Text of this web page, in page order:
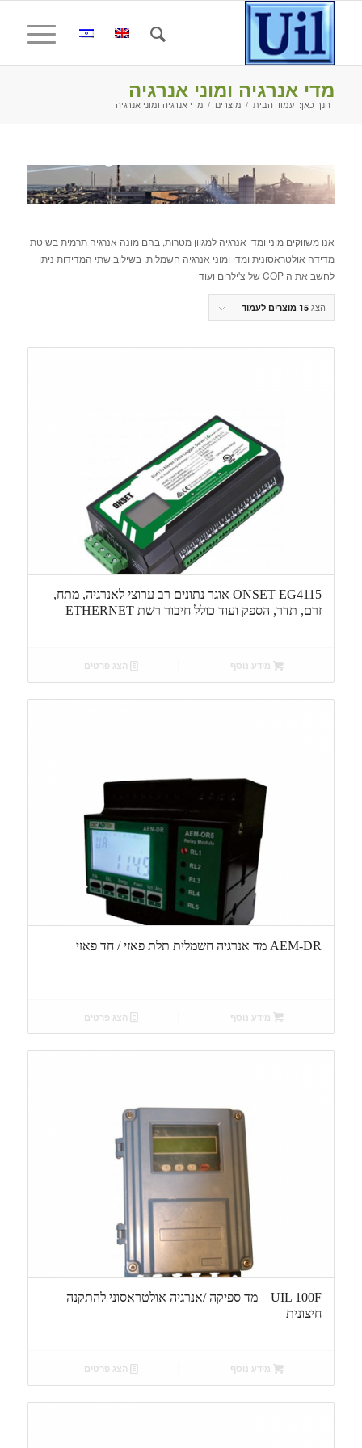
מדי אנרגיה ומוני אנרגיה
הנך כאן: עמוד הבית / מוצרים / מדי אנרגיה ומוני אנרגיה
אנו משווקים מוני ומדי אנרגיה למגוון מטרות, בהם מונה אנרגיה תרמית בשיטת
מדידה אולטראסונית ומדי ומוני אנרגיה חשמלית. בשילוב שתי המדידות ניתן
לחשב את ה COP של צ'ילרים ועוד
הצג 15 מוצרים לעמוד
ONSET EG4115 אוגר נתונים רב ערוצי לאנרגיה, מתח,
זרם, תדר, הספק ועוד כולל חיבור רשת ETHERNET
מידע נוסף הצג פרטים
AEM-DR מד אנרגיה חשמלית תלת פאזי / חד פאזי
מידע נוסף הצג פרטים
UIL 100F – מד ספיקה /אנרגיה אולטראסוני להתקנה
חיצונית
מידע נוסף הצג פרטים